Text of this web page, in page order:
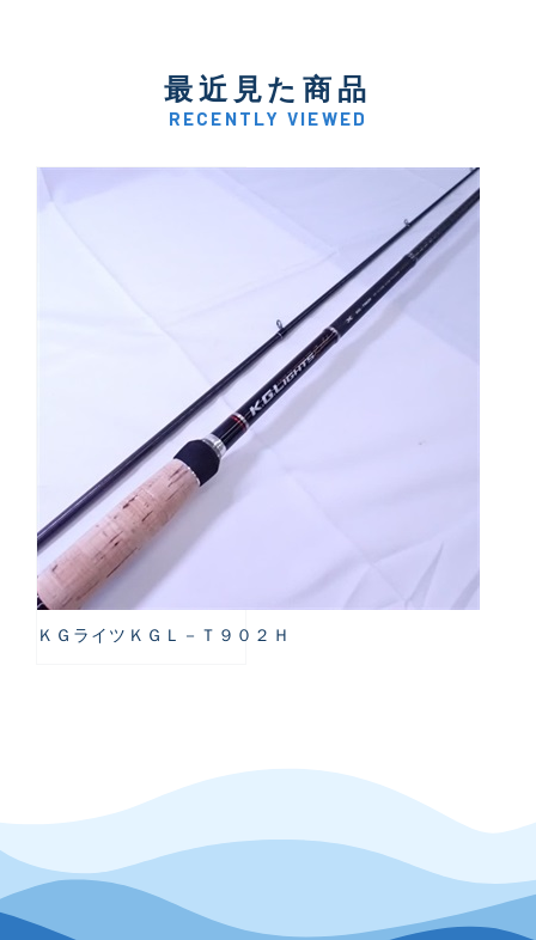
最近見た商品
RECENTLY VIEWED
ＫＧライツＫＧＬ－Ｔ９０２Ｈ